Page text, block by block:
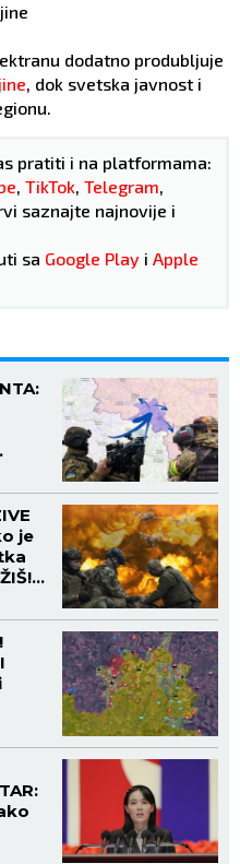
dodatno produbljuje
, dok svetska javnost i
pratiti i na platformama:
, TikTok, Telegram,
saznajte najnovije i
sa Google Play i Apple
je